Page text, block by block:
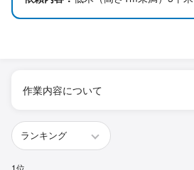
作業内容について